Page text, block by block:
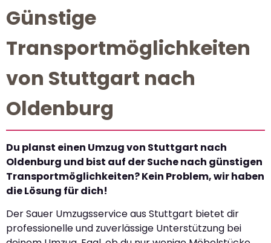
Günstige
Transportmöglichkeiten
von Stuttgart nach
Oldenburg
Du planst einen Umzug von Stuttgart nach
Oldenburg und bist auf der Suche nach günstigen
Transportmöglichkeiten? Kein Problem, wir haben
die Lösung für dich!
Der Sauer Umzugsservice aus Stuttgart bietet dir
professionelle und zuverlässige Unterstützung bei